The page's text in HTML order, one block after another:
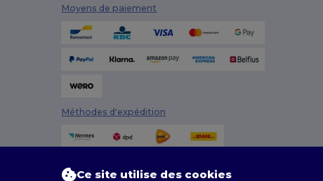
Moyens de paiement
Méthodes d'expédition
Ce site utilise des cookies